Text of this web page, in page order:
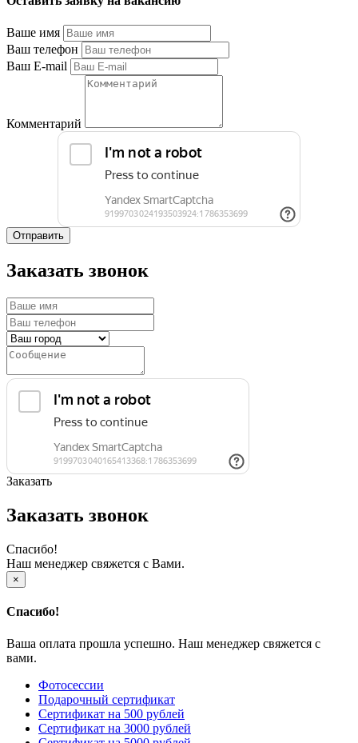
Ваше имя
Ваш телефон
Ваш E-mail
Комментарий
Отправить
Заказать звонок
Заказать
Заказать звонок
Спасибо!
Наш менеджер свяжется с Вами.
×
Спасибо!
Ваша оплата прошла успешно. Наш менеджер свяжется с
вами.
Фотосессии
Подарочный сертификат
Сертификат на 500 рублей
Сертификат на 3000 рублей